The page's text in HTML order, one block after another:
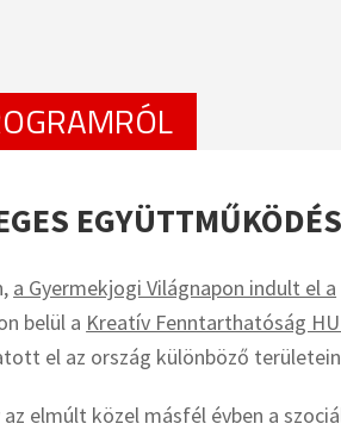
EGYÜTTMŰKÖDÉS
a Gyermekjogi Világnapon indult el a
belül a Kreatív Fenntarthatóság
el az ország különböző
elmúlt közel másfél évben a